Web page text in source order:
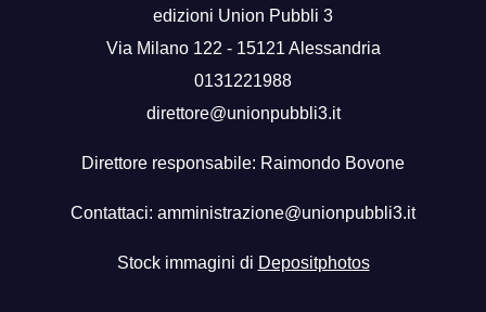
edizioni Union Pubbli 3
Via Milano 122 - 15121 Alessandria
0131221988
direttore@unionpubbli3.it
Direttore responsabile: Raimondo Bovone
Contattaci: amministrazione@unionpubbli3.it
Stock immagini di Depositphotos